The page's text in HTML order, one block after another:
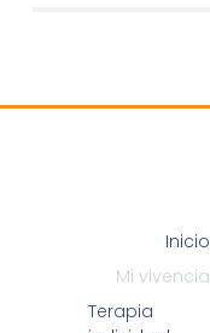
Inicio
Mi vivencia
Terapia